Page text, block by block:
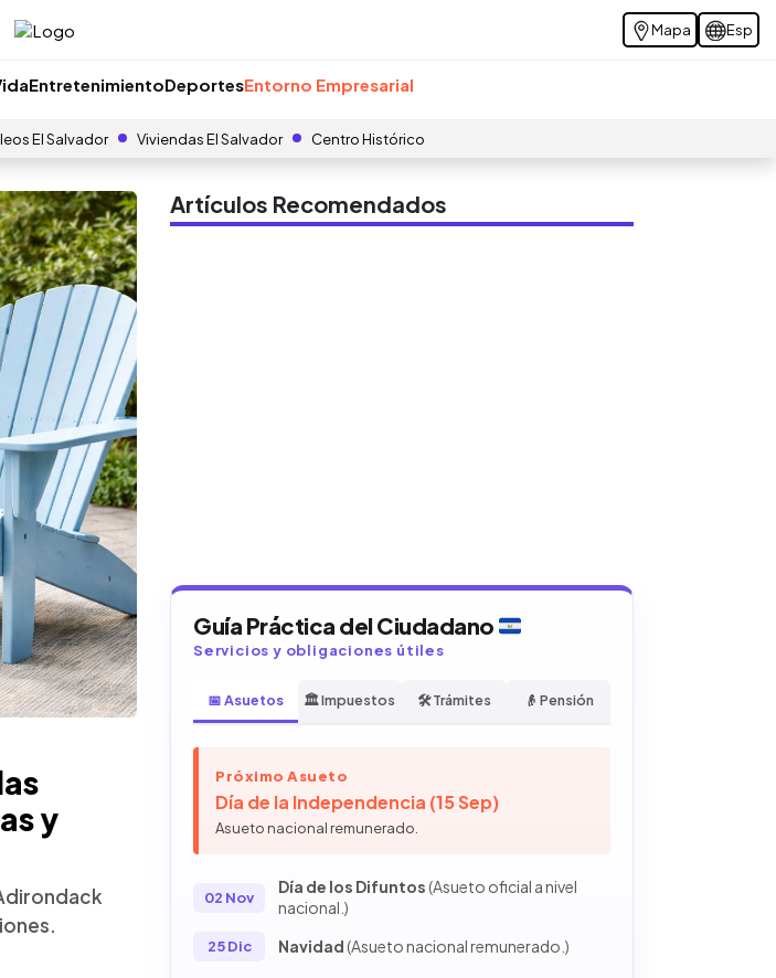
Mapa Esp
EntretenimientoDeportesEntorno Empresarial
El Salvador Viviendas El Salvador Centro Histórico
y
Artículos Recomendados
Guía Práctica del Ciudadano
Servicios y obligaciones útiles
📅 Asuetos 🏛️ Impuestos 🛠️ Trámites 👴 Pensión
Próximo Asueto
Día de la Independencia (15 Sep)
Asueto nacional remunerado.
02 Nov
Día de los Difuntos(Asueto oficial a nivel
nacional.)
25 Dic Navidad(Asueto nacional remunerado.)